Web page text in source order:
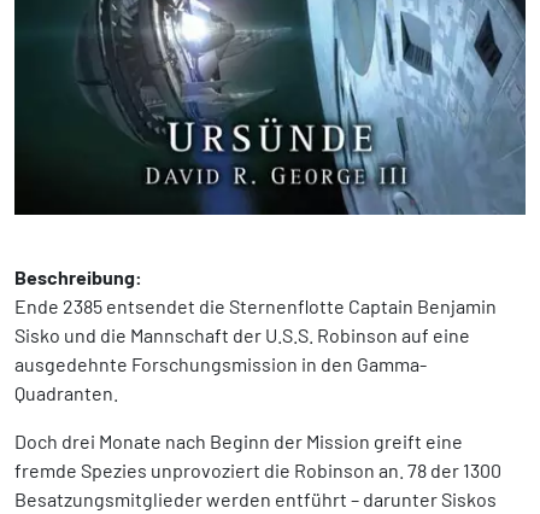
Beschreibung:
Ende 2385 entsendet die Sternenflotte Captain Benjamin
Sisko und die Mannschaft der U.S.S. Robinson auf eine
ausgedehnte Forschungsmission in den Gamma-
Quadranten.
Doch drei Monate nach Beginn der Mission greift eine
fremde Spezies unprovoziert die Robinson an. 78 der 1300
Besatzungsmitglieder werden entführt – darunter Siskos